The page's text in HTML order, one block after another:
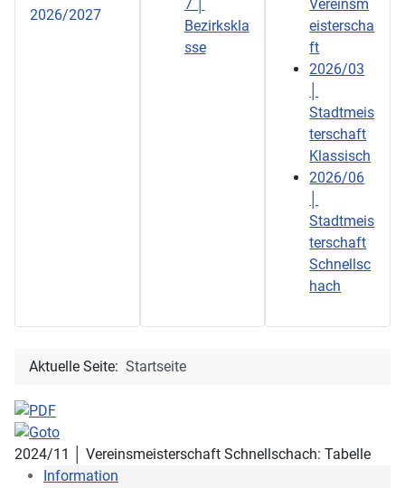
2026/2027
7 │
Bezirkskla
sse
Vereinsm
eisterscha
ft
2026/03
Stadtmeis
terschaft
Klassisch
2026/06
Stadtmeis
terschaft
Schnellsc
hach
Aktuelle Seite: Startseite
2024/11 │ Vereinsmeisterschaft Schnellschach: Tabelle
Information